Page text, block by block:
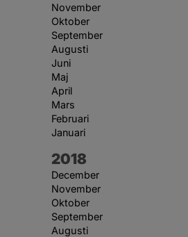
November
Oktober
September
Augusti
Juni
Maj
April
Mars
Februari
Januari
År:
2018
December
November
Oktober
September
Augusti